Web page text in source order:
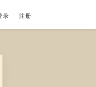
录 注册